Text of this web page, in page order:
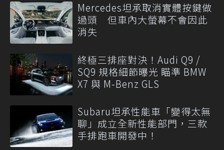
Mercedes坦承取消實體按鍵做
過頭 但車內大螢幕不會因此
消失
終極三排座對決！Audi Q9 /
SQ9 規格細節曝光 瞄準 BMW
X7 與 M-Benz GLS
Subaru坦承性能車「變得太無
聊」成立全新性能部門，三款
手排跑車開發中！